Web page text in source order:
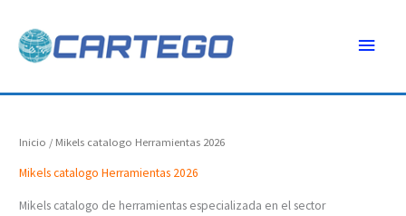
contenido
Inicio / Mikels catalogo Herramientas 2026
Mikels catalogo Herramientas 2026
Mikels catalogo de herramientas especializada en el sector